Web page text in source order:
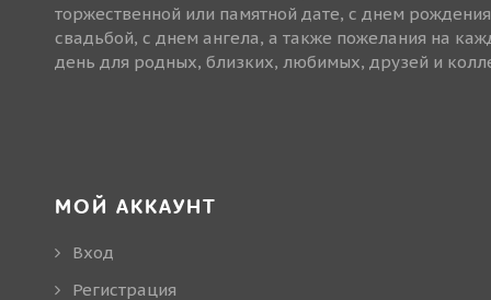
торжественной или памятной дате, с днем
свадьбой, с днем ангела, а также пожелания на
день для родных, близких, любимых, друзей и
МОЙ АККАУНТ
Вход
Регистрация